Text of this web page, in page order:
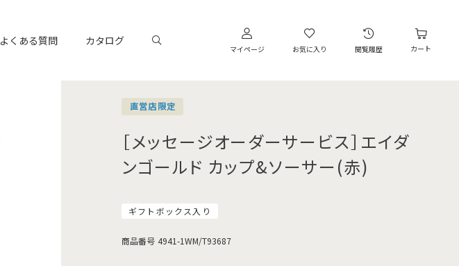
よくある質問 カタログ
マイページ お気に入り 閲覧履歴 カート
直営店限定
［メッセージオーダーサービス］エイダ
ンゴールド カップ&ソーサー(赤)
ギフトボックス入り
商品番号 4941-1WM/T93687